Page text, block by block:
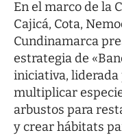
En el marco de la
Cajicá, Cota,
Cundinamarca
estrategia de
iniciativa,
multiplicar
arbustos para
y crear hábitats